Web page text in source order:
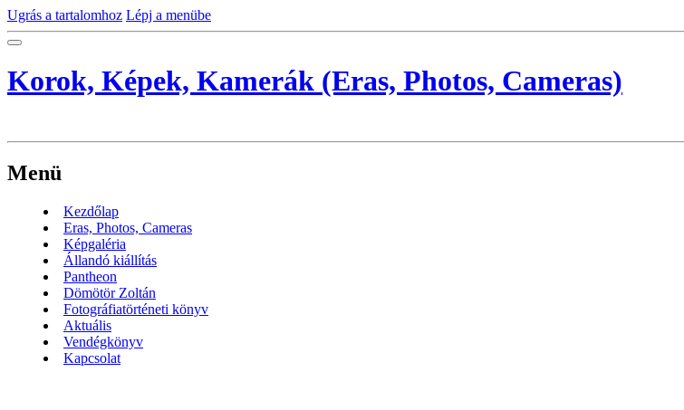
Ugrás a tartalomhoz Lépj a menübe
Korok, Képek, Kamerák (Eras, Photos, Cameras)
Menü
Kezdőlap
Eras, Photos, Cameras
Képgaléria
Állandó kiállítás
Pantheon
Dömötör Zoltán
Fotográfiatörténeti könyv
Aktuális
Vendégkönyv
Kapcsolat